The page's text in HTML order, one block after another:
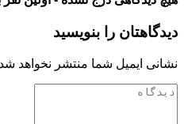
دیدگاهتان را بنویسید
نشانی ایمیل شما منتشر نخواهد